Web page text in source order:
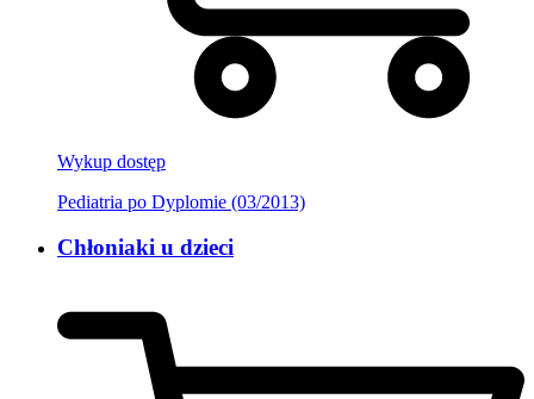
Wykup dostęp
Pediatria po Dyplomie (03/2013)
Chłoniaki u dzieci